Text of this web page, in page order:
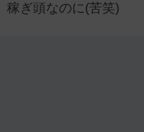
稼ぎ頭なのに(苦笑)